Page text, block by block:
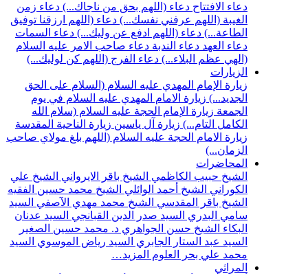
دعاء الافتتاح دعاء (اللهم بحق من ناجاك...) دعاء زمن
الغيبة (اللهم عرفني نفسك...) دعاء (اللهم ارزقنا توفيق
الطاعة...) دعاء (اللهم ادفع عن وليك...) دعاء السمات
دعاء العهد دعاء الندبة دعاء صاحب الامر عليه السلام
(الهي عظم البلاء...) دعاء الفرج (اللهم كن لوليك...)
الزيارات
زيارة الإمام المهدي عليه السلام (السلام على الحق
الجديد...) زيارة الامام المهدي عليه السلام في يوم
الجمعة زيارة الإمام الحجة عليه السلام (سلام الله
الكامل التام...) زيارة آل ياسين زيارة الناحية المقدسة
زيارة الامام الحجة عليه السلام (اللهم بلغ مولاي صاحب
الزمان...)
المحاضرات
الشيخ حبيب الكاظمي الشيخ باقر الايرواني الشيخ علي
الكوراني الشيخ أحمد الوائلي الشيخ محمد حسين الفقيه
الشيخ باقر المقدسي الشيخ محمد مهدي الآصفي السيد
سامي البدري السيد صدر الدين القبانجي السيد عدنان
البكاء الشيخ حسن الجواهري د. محمد حسين الصغير
السيد عبد الستار الجابري السيد رياض الموسوي السيد
محمد علي بحر العلوم المزيد…
المراثي